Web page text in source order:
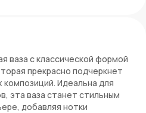
ваза с классической формой
прекрасно подчеркнет
Идеальна для
эта ваза станет стильным
добавляя нотки